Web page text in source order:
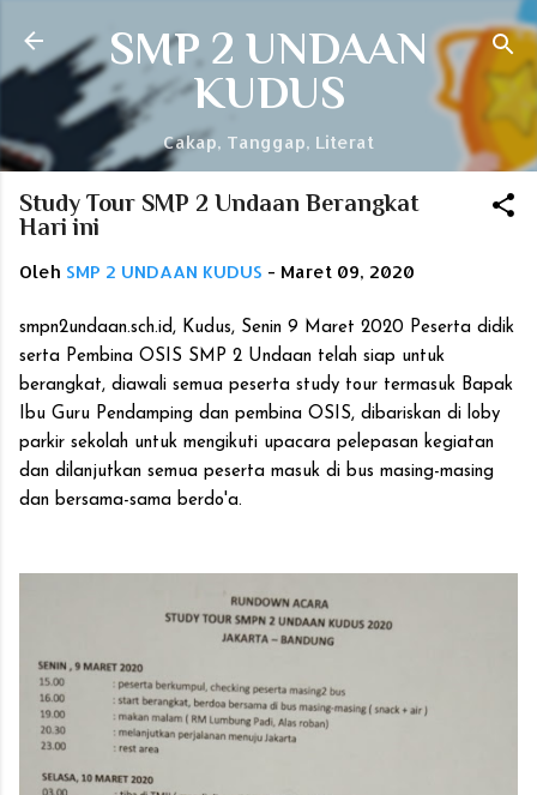
Langsung ke konten utama
SMP 2 UNDAAN
KUDUS
Cakap, Tanggap, Literat
Study Tour SMP 2 Undaan Berangkat
Hari ini
Oleh SMP 2 UNDAAN KUDUS - Maret 09, 2020
smpn2undaan.sch.id, Kudus, Senin 9 Maret 2020 Peserta didik
serta Pembina OSIS SMP 2 Undaan telah siap untuk
berangkat, diawali semua peserta study tour termasuk Bapak
Ibu Guru Pendamping dan pembina OSIS, dibariskan di loby
parkir sekolah untuk mengikuti upacara pelepasan kegiatan
dan dilanjutkan semua peserta masuk di bus masing-masing
dan bersama-sama berdo'a.